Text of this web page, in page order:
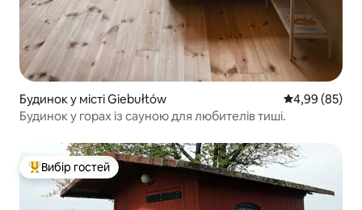
Будинок у місті Giebułtów Середня
4,99 (85)
Будинок у горах із сауною для любителів тиші.
Топ вибір гостей
Вибір гостей